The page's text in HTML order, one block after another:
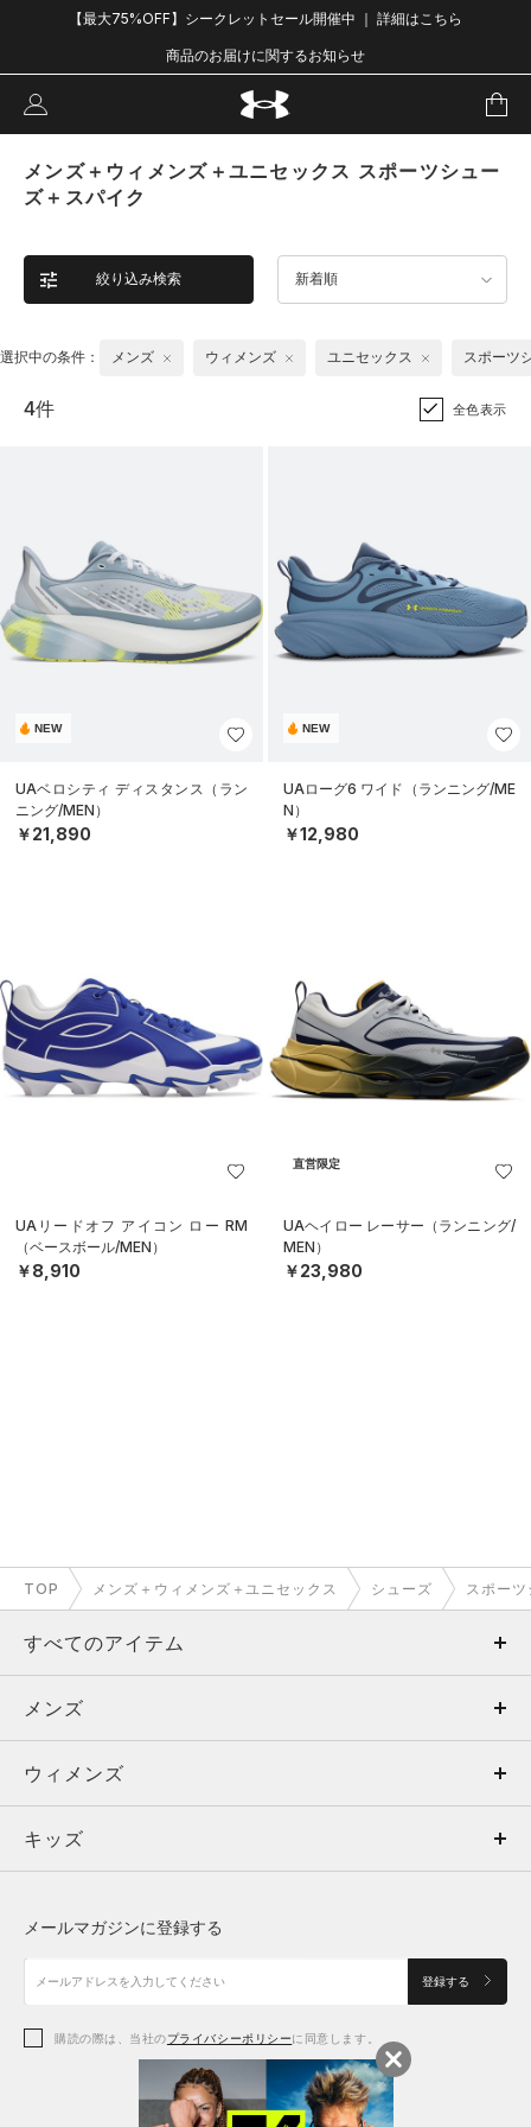
【最大75%OFF】シークレットセール開催中 ｜ 詳細はこちら
商品のお届けに関するお知らせ
メンズ＋ウィメンズ＋ユニセックス スポーツシュー
ズ＋スパイク
絞り込み検索 新着順
選択中の条件： メンズ ウィメンズ ユニセックス スポーツ
4件 全色表示
NEW
UAベロシティ ディスタンス（ラン
ニング/MEN）
￥21,890
NEW
UAローグ6 ワイド（ランニング/ME
N）
￥12,980
UAリードオフ アイコン ロー RM
（ベースボール/MEN）
￥8,910
直営限定
UAヘイロー レーサー（ランニング/
MEN）
￥23,980
TOP メンズ＋ウィメンズ＋ユニセックス シューズ スポー
すべてのアイテム
メンズ
ウィメンズ
キッズ
アクセサリー
メンズ
トップス
ボトムス
アクセサリー
ウィメンズ
トップス
シューズ
アクセサリー
キッズ
シューズ
メールマガジンに登録する
登録する
購読の際は、当社のプライバシーポリシーに同意します。